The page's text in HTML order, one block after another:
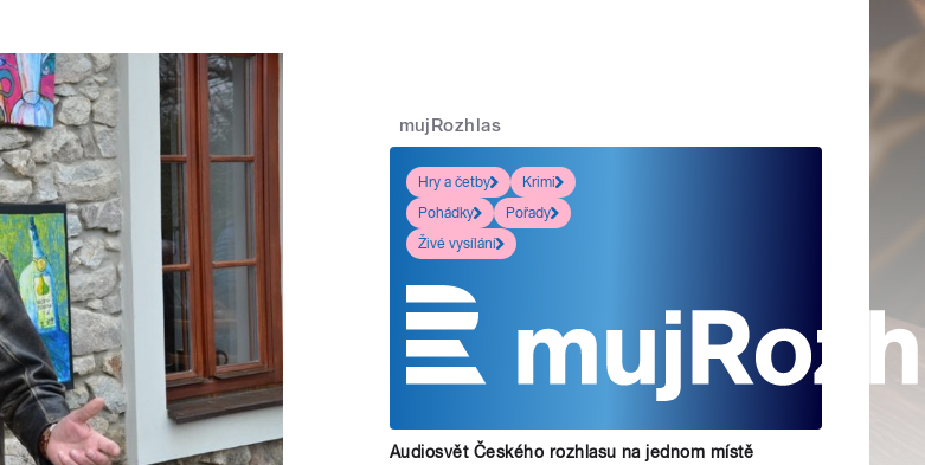
mujRozhlas
Hry a četby
Krimi
Pohádky
Pořady
Živé vysílání
Audiosvět Českého rozhlasu na jednom místě